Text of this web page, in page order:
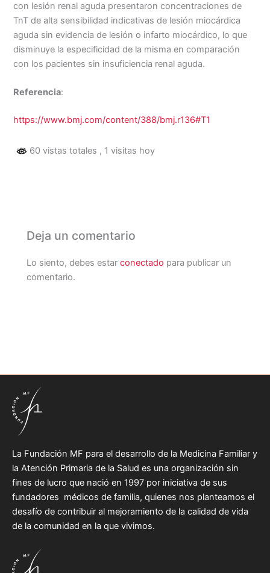
con lesión renal aguda presentaron concentraciones de
TnT de alta sensibilidad indicativas de lesión miocárdica
aguda sin evidencia de lesión o infarto miocárdico, lo que
disminuye la especificidad de la misma en comparación
con los pacientes sin insuficiencia renal aguda.
Referencia:
https://www.bmj.com/content/388/bmj.r136#T1
60 vistas totales , 1 visitas hoy
Deja un comentario
Lo siento, debes estarconectado para publicar un
comentario.
La Fundación MF para el desarrollo de la Medicina Familiar y
la Atención Primaria de la Salud es una organización sin
fines de lucro que nació en 1997 por iniciativa de sus
fundadores médicos de familia, quienes nos planteamos el
desafío de contribuir al mejoramiento de la calidad de vida
de la comunidad en la que vivimos.